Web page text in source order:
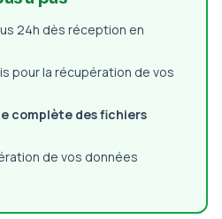
24h dès réception en
pour la récupération de vos
complète des fichiers
de vos données